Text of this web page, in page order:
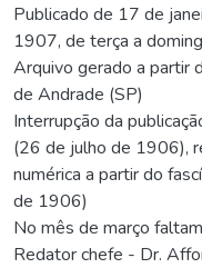
Publicado de 17 de
1907, de terça a
Arquivo gerado a partir
de Andrade (SP)
Interrupção da
(26 de julho de 1906),
numérica a partir do
de 1906)
No mês de março
Redator chefe - Dr.